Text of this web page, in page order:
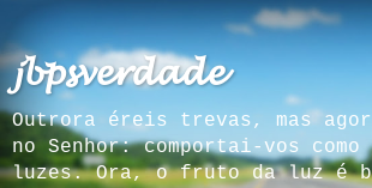
𝓳𝓫𝓹𝓼𝓿𝓮𝓻𝓭𝓪𝓭𝓮
Outrora éreis trevas, mas
no Senhor: comportai-vos
luzes. Ora, o fruto da luz é